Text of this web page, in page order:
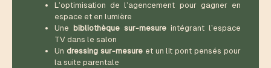
L’optimisation de l’agencement pour gagner en
espace et en lumière
Une bibliothèque sur-mesure intégrant l’espace
TV dans le salon
Un dressing sur-mesureet un lit pont pensés pour
la suite parentale